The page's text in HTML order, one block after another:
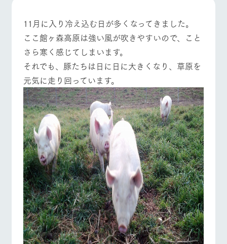
営業時
間・料金
交通アク
セス
よくいた
だく質問
団体のお
客様へ
ペットを
施設・体験情報
フラワー
ガーデン
花のある美しい
自然環境の中、
季節の移り変わ
りを存分に味わ
う
動物とふ
れあう
触れて、感じ
て、学ぶ。館ヶ
森の雄大な自然
なかで動物とふ
れあう
アクティ
ビティ／
ツリーハウスや
各種体験教室な
ど、楽しみなが
ら学べる様々な
アクティビティ
レストラ
ン
牧場の生産品を
知り尽くした料
理人が腕を振
い、ビュッフェ
スタイルで提供
ショップ
／お買い
物
丹精込めて育て
た生産品をはじ
め、牧場産の逸
品を取り揃えた
店舗
牧場マッ
プ
牧場マップのダ
ウンロード
生産品を見る
ArkFarm Wedding
お知らせ
ブログ
お問い合わせ・資料請求
生産品カタログ・資料DL
English (Google Translate)
ネットショップ
牧場トップ 今日の牧場
イベント/フェア レストラン/BBQ フラワーガーデン
動物とふれあう アクティビティ/体験 ショップ/お買い物
牧場マップを見る 周遊バス
11月に入り冷え込む日が多くなってきました。
ここ館ヶ森高原は強い風が吹きやすいので、こと
さら寒く感じてしまいます。
それでも、豚たちは日に日に大きくなり、草原を
元気に走り回っています。